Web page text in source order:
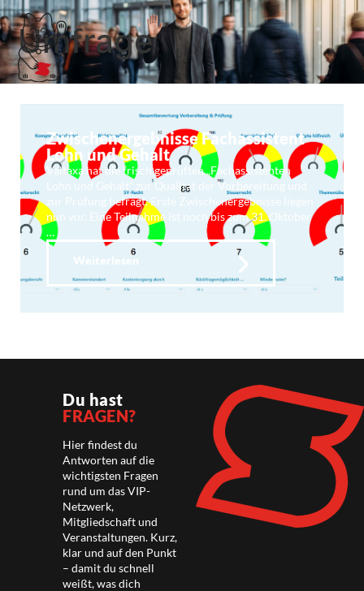
Umfrage
Zwischenergebnisse Fachassistent
Lohn und Gehalt
Valtaxa hat die frisch geprüften „Fachassistenten
Lohn und Gehalt“ zur Qualität der Vorbereitung und
zur Prüfung befragt. Erste Zwischenergebnisse liegen
nun vor. Eine Teilnahme ist noch bis zum 31. Oktober
…
Weiterlesen
Du hast
FRAGEN?
Hier findest du
Antworten auf die
wichtigsten Fragen
rund um das VIP-
Netzwerk,
Mitgliedschaft und
Veranstaltungen. Kurz,
klar und auf den Punkt
– damit du schnell
weißt, was dich